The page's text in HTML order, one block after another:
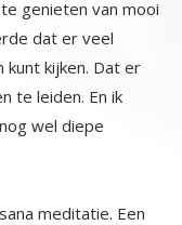
meditatie. Een
met volle
er gebeurde de